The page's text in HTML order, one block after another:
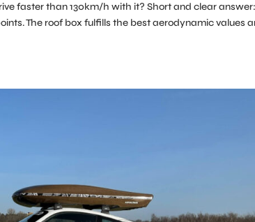
faster than 130km/h with it? Short and clear
The roof box fulfills the best aerodynamic values